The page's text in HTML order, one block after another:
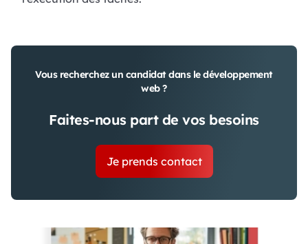
Vous recherchez un candidat dans le développement
web ?
Faites-nous part de vos besoins
Je prends contact